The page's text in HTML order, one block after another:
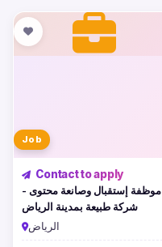
Job
Contact to apply
موظفة إستقبال وصانعة محتوى -
شركة طبيعة بمدينة الرياض
الرياض